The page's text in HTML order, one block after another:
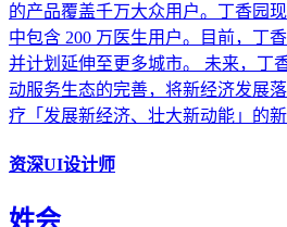
的产品覆盖千万大众用户。丁香园
中包含 200 万医生用户。目前，丁
并计划延伸至更多城市。 未来，丁
动服务生态的完善，将新经济发展
疗「发展新经济、壮大新动能」的新
资深UI设计师
姓会